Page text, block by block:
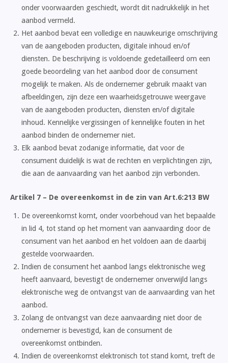
onder voorwaarden geschiedt, wordt dit nadrukkelijk in het
aanbod vermeld.
Het aanbod bevat een volledige en nauwkeurige omschrijving
van de aangeboden producten, digitale inhoud en/of
diensten. De beschrijving is voldoende gedetailleerd om een
goede beoordeling van het aanbod door de consument
mogelijk te maken. Als de ondernemer gebruik maakt van
afbeeldingen, zijn deze een waarheidsgetrouwe weergave
van de aangeboden producten, diensten en/of digitale
inhoud. Kennelijke vergissingen of kennelijke fouten in het
aanbod binden de ondernemer niet.
Elk aanbod bevat zodanige informatie, dat voor de
consument duidelijk is wat de rechten en verplichtingen zijn,
die aan de aanvaarding van het aanbod zijn verbonden.
Artikel 7 – De overeenkomst in de zin van Art.6:213 BW
De overeenkomst komt, onder voorbehoud van het bepaalde
in lid 4, tot stand op het moment van aanvaarding door de
consument van het aanbod en het voldoen aan de daarbij
gestelde voorwaarden.
Indien de consument het aanbod langs elektronische weg
heeft aanvaard, bevestigt de ondernemer onverwijld langs
elektronische weg de ontvangst van de aanvaarding van het
aanbod.
Zolang de ontvangst van deze aanvaarding niet door de
ondernemer is bevestigd, kan de consument de
overeenkomst ontbinden.
Indien de overeenkomst elektronisch tot stand komt, treft de